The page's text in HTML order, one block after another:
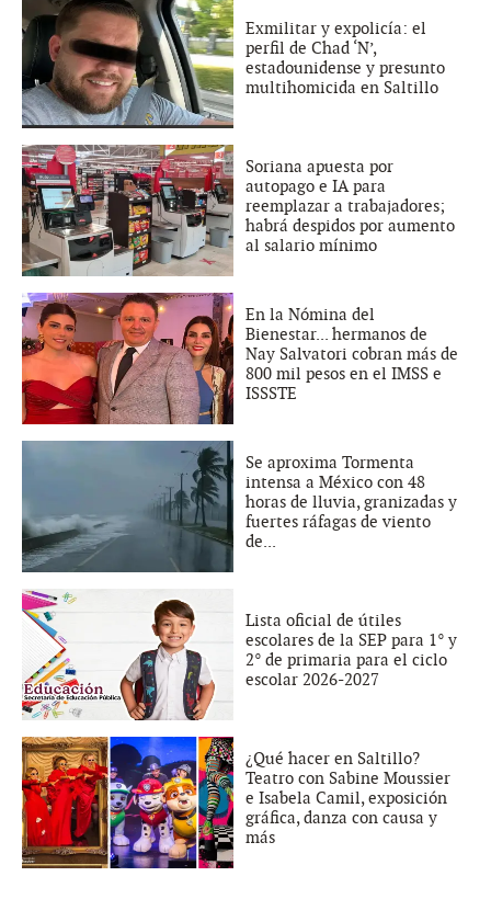
Exmilitar y expolicía: el
perfil de Chad ‘N’,
estadounidense y presunto
multihomicida en Saltillo
Soriana apuesta por
autopago e IA para
reemplazar a trabajadores;
habrá despidos por aumento
al salario mínimo
En la Nómina del
Bienestar... hermanos de
Nay Salvatori cobran más de
800 mil pesos en el IMSS e
ISSSTE
Se aproxima Tormenta
intensa a México con 48
horas de lluvia, granizadas y
fuertes ráfagas de viento
de...
Lista oficial de útiles
escolares de la SEP para 1° y
2° de primaria para el ciclo
escolar 2026-2027
¿Qué hacer en Saltillo?
Teatro con Sabine Moussier
e Isabela Camil, exposición
gráfica, danza con causa y
más